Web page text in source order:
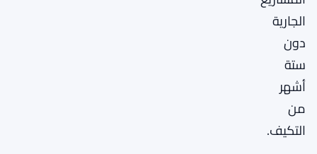
الجارية
دون
ستة
أشهر
من
التكيف.